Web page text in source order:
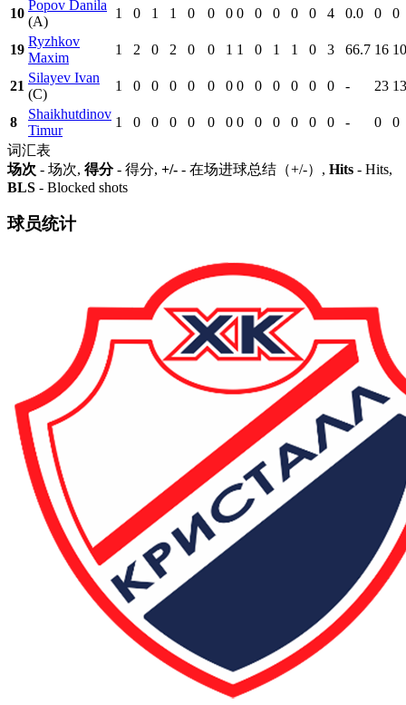
10
Popov Danila
(A)
1 0 1 1 0 0 0 0 0 0 0 0 4 0.0 0 0
19
Ryzhkov
Maxim
1 2 0 2 0 0 1 1 0 1 1 0 3 66.7 16 10
21
Silayev Ivan
(C)
1 0 0 0 0 0 0 0 0 0 0 0 0 - 23 13
8
Shaikhutdinov
Timur
1 0 0 0 0 0 0 0 0 0 0 0 0 - 0
0
词汇表
场次 - 场次, 得分- 得分, +/- - 在场进球总结（+/-）, Hits - Hits,
BLS - Blocked shots
球员统计